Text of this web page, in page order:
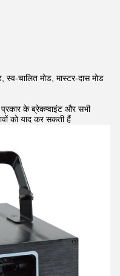
चालित मोड, मास्टर-दास मोड
के ब्रेकप्वाइंट और सभी
को याद कर सकती हैं